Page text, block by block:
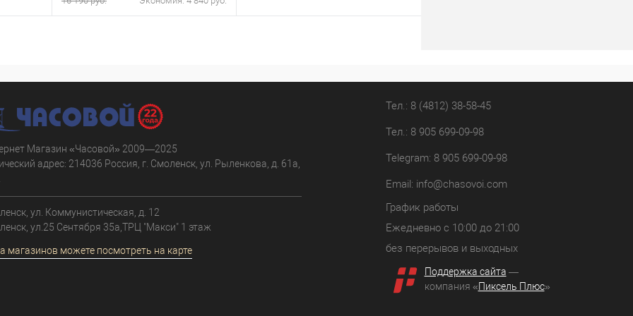
Купить в 1 клик
К сравнению
В избранное
Купить в 1 клик
К сравнению
В наличии
Магазин «Часовой» 2009—2025
адрес: 214036 Россия, г. Смоленск, ул. Рыленкова, д. 61а,
ул. Коммунистическая, д. 12
ул.25 Сентября 35а,ТРЦ "Макси" 1 этаж
магазинов можете посмотреть на карте
Тел.: 8 (4812) 38-58-45
Тел.: 8 905 699-09-98
Telegram: 8 905 699-09-98
Email: info@chasovoi.com
График работы
Ежедневно с 10:00 до 21:00
без перерывов и выходных
Поддержка сайта —
компания «Пиксель Плюс»